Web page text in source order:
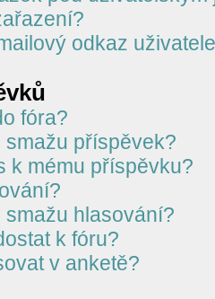
odkaz
fóra?
příspěvek?
k mému příspěvku?
hlasování?
k fóru?
v anketě?